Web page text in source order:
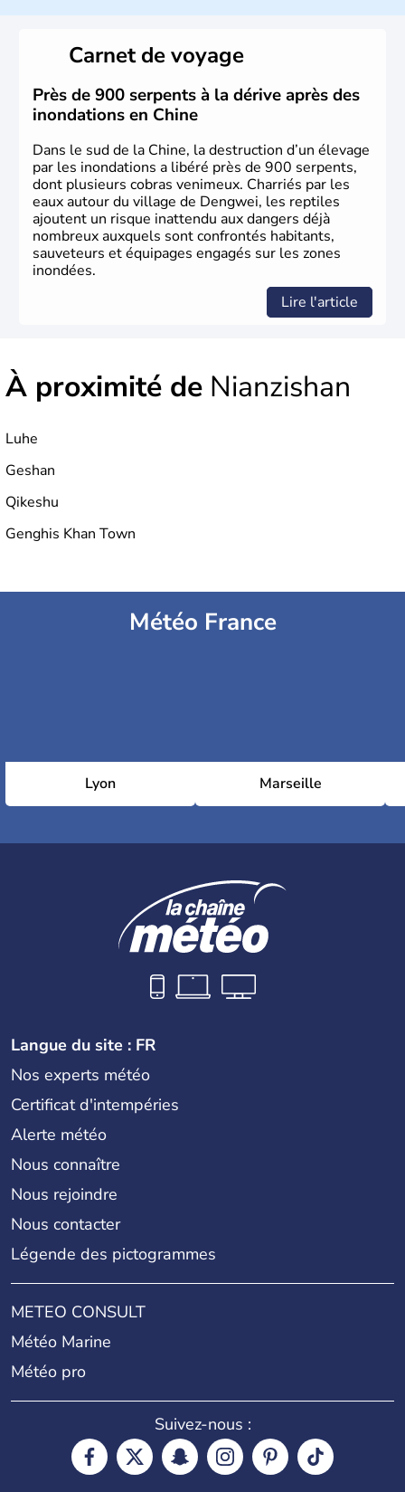
dynasties. La dynastie Qing a été la dernière à régner
jusqu'aux guerres de l'opium lorsque la Chine s'est
constituée comme nation et a retrouvé son indépendance
en 1945. Illustre pays en matière d'inventions avant-
gardistes, la Chine a été la première utilisatrice du papier,
de l'imprimerie à caractères mobiles, de la boussole et de
la poudre à canon.
Carnet de voyage
Près de 900 serpents à la dérive après des
inondations en Chine
Dans le sud de la Chine, la destruction d’un élevage
par les inondations a libéré près de 900 serpents,
dont plusieurs cobras venimeux. Charriés par les
eaux autour du village de Dengwei, les reptiles
ajoutent un risque inattendu aux dangers déjà
nombreux auxquels sont confrontés habitants,
sauveteurs et équipages engagés sur les zones
inondées.
Lire l'article
À proximité de Nianzishan
Luhe
Geshan
Qikeshu
Genghis Khan Town
Météo France
Lyon Marseille
Langue du site : FR
Nos experts météo
Certificat d'intempéries
Alerte météo
Nous connaître
Nous rejoindre
Nous contacter
Légende des pictogrammes
METEO CONSULT
Météo Marine
Météo pro
Suivez-nous :